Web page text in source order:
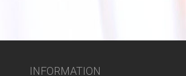
INFORMATION